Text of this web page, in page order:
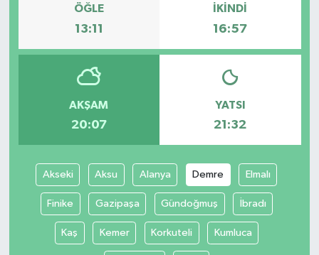
ÖĞLE
13:11
İKINDI
16:57
AKŞAM
20:07
YATSI
21:32
Akseki Aksu Alanya Demre Elmalı
Finike Gazipaşa Gündoğmuş İbradı
Kaş Kemer Korkuteli Kumluca